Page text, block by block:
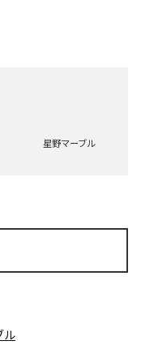
星野マーブル
ル